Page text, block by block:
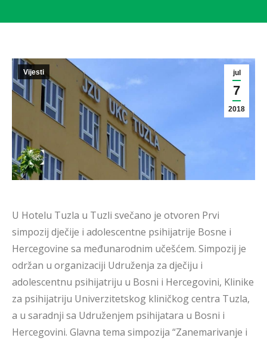
jul
7
2018
Vijesti
U Hotelu Tuzla u Tuzli svečano je otvoren Prvi
simpozij dječije i adolescentne psihijatrije Bosne i
Hercegovine sa međunarodnim učešćem. Simpozij je
održan u organizaciji Udruženja za dječiju i
adolescentnu psihijatriju u Bosni i Hercegovini, Klinike
za psihijatriju Univerzitetskog kliničkog centra Tuzla,
a u saradnji sa Udruženjem psihijatara u Bosni i
Hercegovini. Glavna tema simpozija “Zanemarivanje i